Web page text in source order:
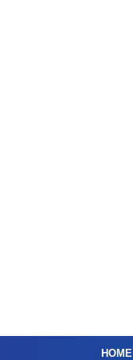
HOME